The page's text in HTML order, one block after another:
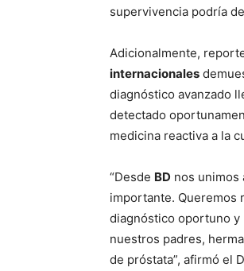
supervivencia podría
Adicionalmente,
internacionales
diagnóstico avanzado
detectado
medicina reactiva a la
“Desde BD nos unimos
importante. Queremos
diagnóstico oportuno y
nuestros padres,
de próstata”, afirmó el